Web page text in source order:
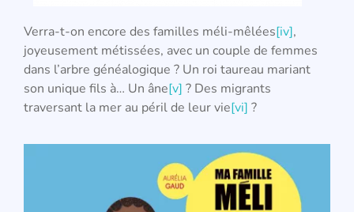
Verra-t-on encore des familles méli-mêlées[iv],
joyeusement métissées, avec un couple de femmes
dans l’arbre généalogique ? Un roi taureau mariant
son unique fils à… Un âne[v] ? Des migrants
traversant la mer au péril de leur vie[vi] ?